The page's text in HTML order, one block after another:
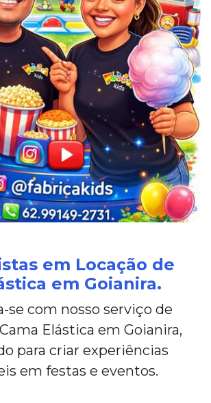
em Locação de
em Goianira.
se com nosso serviço de
Elástica em Goianira,
para criar experiências
em festas e eventos.